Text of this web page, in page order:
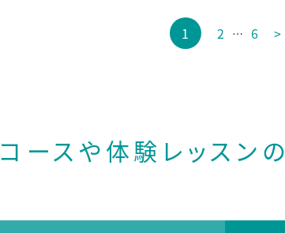
1 2 … 6 >
コースや体験レッスンの